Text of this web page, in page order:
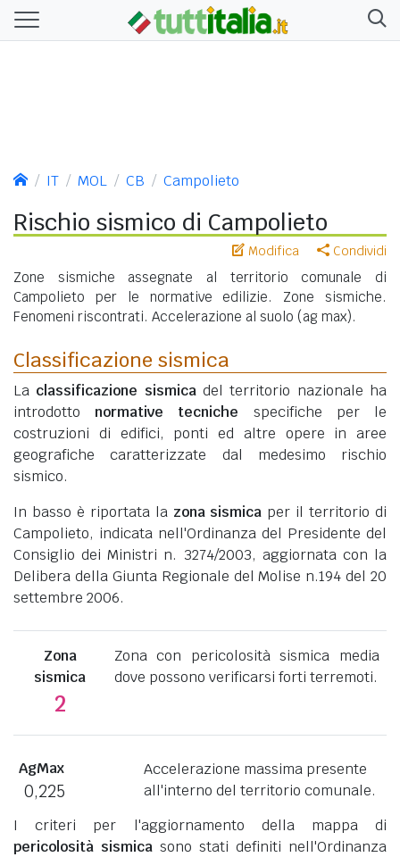
IT MOL CB Campolieto
Rischio sismico di Campolieto
Modifica Condividi
Zone sismiche assegnate al territorio comunale di
Campolieto per le normative edilizie. Zone sismiche.
Fenomeni riscontrati. Accelerazione al suolo (ag max).
Classificazione sismica
La classificazione sismicadel territorio nazionale ha
introdotto normative tecniche specifiche per le
costruzioni di edifici, ponti ed altre opere in aree
geografiche caratterizzate dal medesimo rischio
sismico.
In basso è riportata la zona sismica per il territorio di
Campolieto, indicata nell'Ordinanza del Presidente del
Consiglio dei Ministri n. 3274/2003, aggiornata con la
Delibera della Giunta Regionale del Molise n.194 del 20
settembre 2006.
Zona
sismica
2
Zona con pericolosità sismica media
dove possono verificarsi forti terremoti.
AgMax
0,225
Accelerazione massima presente
all'interno del territorio comunale.
I criteri per l'aggiornamento della mappa di
pericolosità sismica sono stati definiti nell'Ordinanza